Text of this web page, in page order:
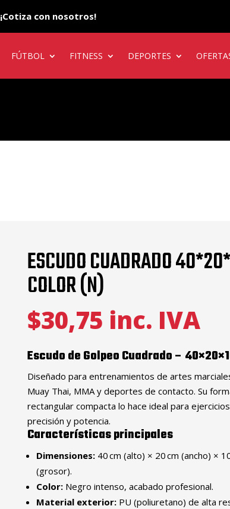
¡Cotiza con nosotros!
FÚTBOL FITNESS DEPORTES
ESCUDO CUADRADO
COLOR (N)
$30,75 inc. IVA
Escudo de Golpeo Cuadrado –
Diseñado para entrenamientos de artes
Muay Thai, MMA y deportes de contacto. Su
rectangular compacta lo hace ideal para
precisión y potencia.
Características principales
Dimensiones: 40 cm (alto) × 20 cm (ancho) ×
(grosor).
Color: Negro intenso, acabado profesional.
Material exterior: PU (poliuretano) de alta